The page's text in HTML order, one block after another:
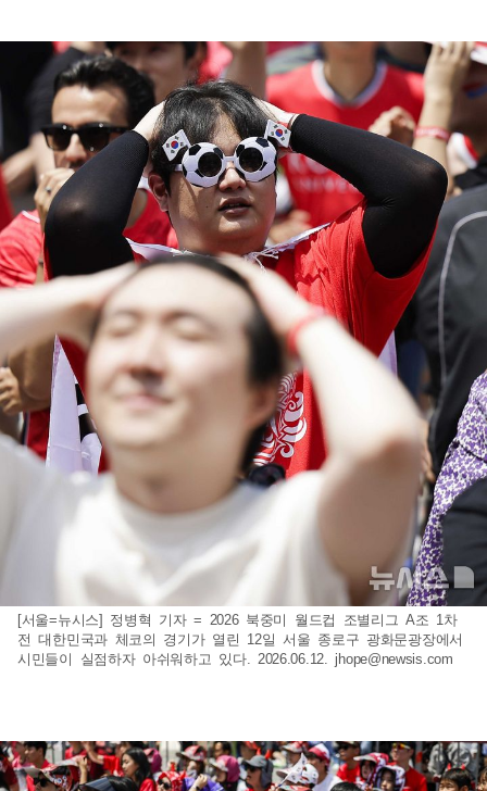
[서울=뉴시스] 정병혁 기자 = 2026 북중미 월드컵 조별리그 A조 1차
전 대한민국과 체코의 경기가 열린 12일 서울 종로구 광화문광장에서
시민들이 실점하자 아쉬워하고 있다. 2026.06.12. jhope@newsis.com